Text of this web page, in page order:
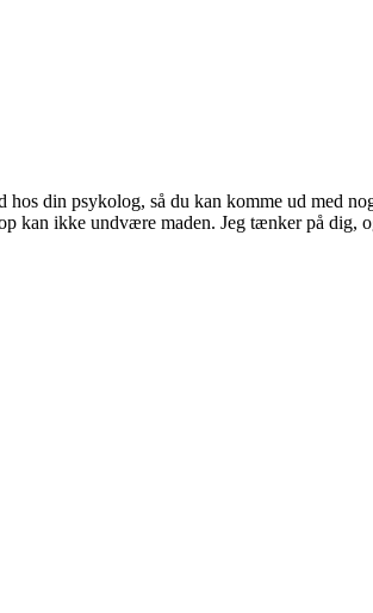
din psykolog, så du kan komme ud med
kan ikke undvære maden. Jeg tænker på dig,